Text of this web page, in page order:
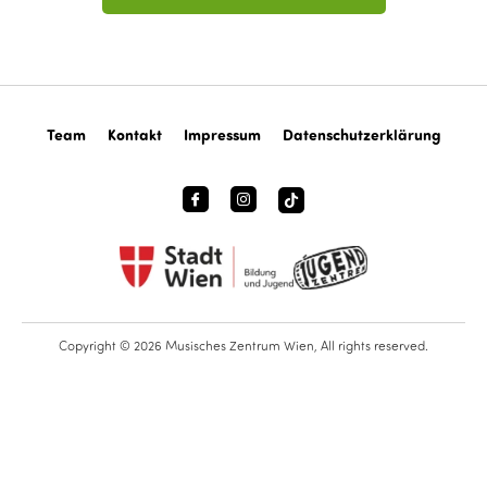
Team Kontakt Impressum Datenschutzerklärung
Copyright © 2026 Musisches Zentrum Wien, All rights reserved.